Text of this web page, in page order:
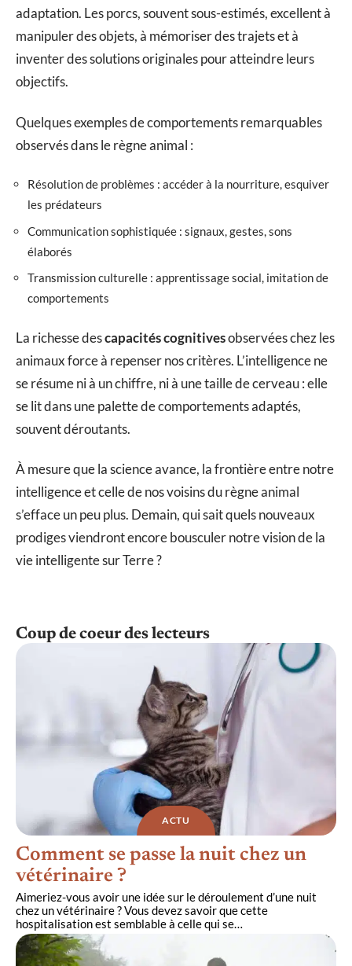
adaptation. Les porcs, souvent sous-estimés, excellent à
manipuler des objets, à mémoriser des trajets et à
inventer des solutions originales pour atteindre leurs
objectifs.
Quelques exemples de comportements remarquables
observés dans le règne animal :
Résolution de problèmes : accéder à la nourriture, esquiver
les prédateurs
Communication sophistiquée : signaux, gestes, sons
élaborés
Transmission culturelle : apprentissage social, imitation de
comportements
La richesse descapacités cognitivesobservées chez les
animaux force à repenser nos critères. L’intelligence ne
se résume ni à un chiffre, ni à une taille de cerveau : elle
se lit dans une palette de comportements adaptés,
souvent déroutants.
À mesure que la science avance, la frontière entre notre
intelligence et celle de nos voisins du règne animal
s’efface un peu plus. Demain, qui sait quels nouveaux
prodiges viendront encore bousculer notre vision de la
vie intelligente sur Terre ?
Coup de coeur des lecteurs
ACTU
Comment se passe la nuit chez un
vétérinaire ?
Aimeriez-vous avoir une idée sur le déroulement d’une nuit
chez un vétérinaire ? Vous devez savoir que cette
hospitalisation est semblable à celle qui se…